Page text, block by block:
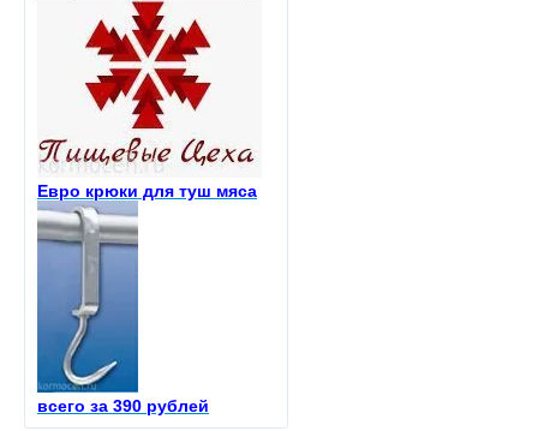
Евро крюки для туш мяса
всего за 390 рублей